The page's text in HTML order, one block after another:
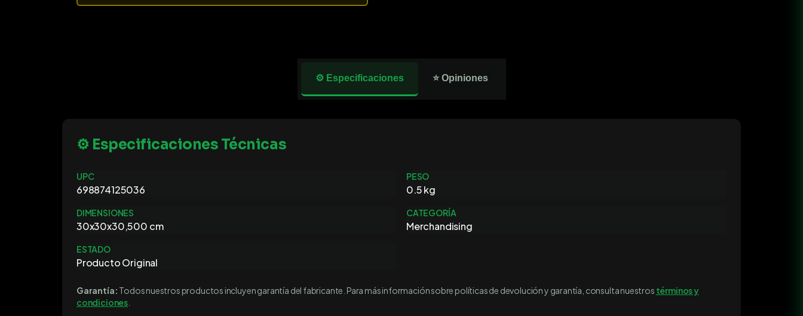
⚙️ Especificaciones ⭐ Opiniones
⚙️ Especificaciones Técnicas
UPC
698874125036
PESO
0.5 kg
DIMENSIONES
30x30x30,500 cm
CATEGORÍA
Merchandising
ESTADO
Producto Original
Garantía: Todos nuestros productos incluyen garantía del fabricante. Para más información sobre políticas de devolución y garantía, consulta nuestros términos y
condiciones